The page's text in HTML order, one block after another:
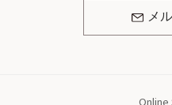
メ
Online